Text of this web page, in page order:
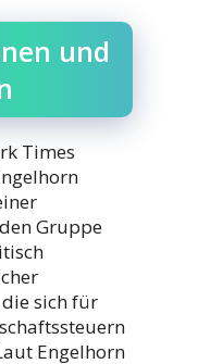
und
Times
Gruppe
sich für
Engelhorn